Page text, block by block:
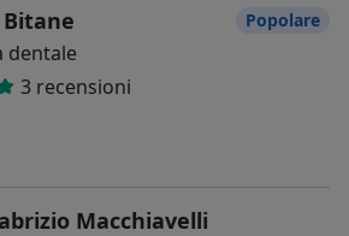
dentale
3 recensioni
Popolare
Macchiavelli